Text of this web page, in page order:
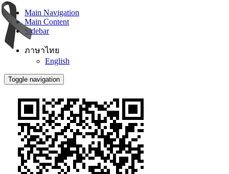
Main Navigation
Main Content
Sidebar
ภาษาไทย
English
Toggle navigation